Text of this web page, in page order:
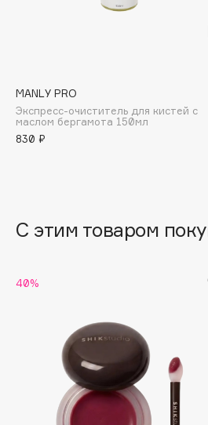
Balmain Hair Couture
Banderas
Basicare
Beautyblades
Beverly Hills Polo Club
MANLY PRO
Экспресс-очиститель для кистей с
маслом бергамота 150мл
830 ₽
С этим товаром
40%